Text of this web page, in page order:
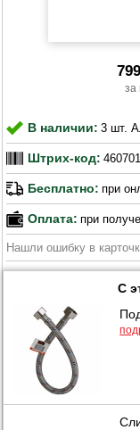
В наличии: 3 шт.
Штрих-код:
Бесплатно: при
Оплата: при
Нашли ошибку в
С